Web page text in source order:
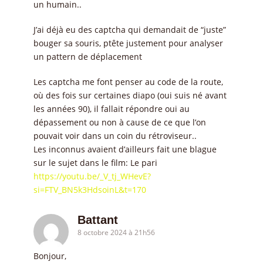
un humain..
J’ai déjà eu des captcha qui demandait de “juste”
bouger sa souris, ptête justement pour analyser
un pattern de déplacement
Les captcha me font penser au code de la route,
où des fois sur certaines diapo (oui suis né avant
les années 90), il fallait répondre oui au
dépassement ou non à cause de ce que l’on
pouvait voir dans un coin du rétroviseur..
Les inconnus avaient d’ailleurs fait une blague
sur le sujet dans le film: Le pari
https://youtu.be/_V_tj_WHevE?
si=FTV_BN5k3HdsoinL&t=170
Battant
8 octobre 2024 à 21h56
Bonjour,